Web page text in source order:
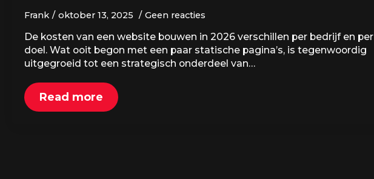
Frank oktober 13, 2025 Geen reacties
De kosten van een website bouwen in 2026 verschillen per bedrijf en per
doel. Wat ooit begon met een paar statische pagina’s, is tegenwoordig
uitgegroeid tot een strategisch onderdeel van…
Read more